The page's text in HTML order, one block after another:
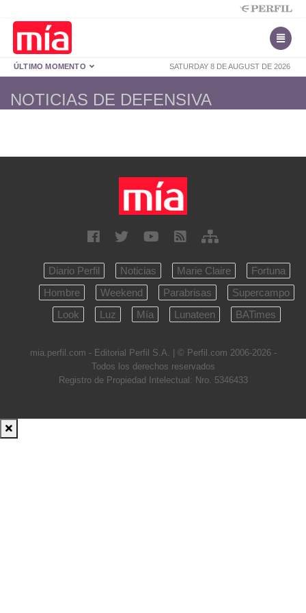
SATURDAY 8 DE AUGUST DE 2026
ÚLTIMO MOMENTO
NOTICIAS DE DEFENSIVA
Diario Perfil Noticias Marie Claire
Fortuna
Hombre
Weekend Parabrisas
Supercampo
Look
Luz Mía Lunateen BATimes
mia.perfil.com - Editorial Perfil S.A. | © Perfil.com 2006-2026 -
Todos los derechos reservados
Registro de Propiedad Intelectual: Nro. 5346433